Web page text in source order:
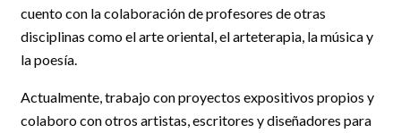
cuento con la colaboración de profesores de otras
disciplinas como el arte oriental, el arteterapia, la música y
la poesía.
Actualmente, trabajo con proyectos expositivos propios y
colaboro con otros artistas, escritores y diseñadores para